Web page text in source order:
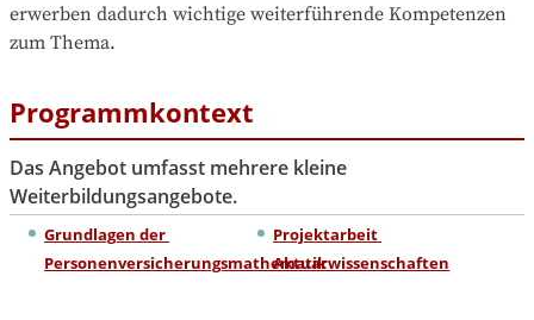
erwerben dadurch wichtige weiterführende Kompetenzen
zum Thema.
Programmkontext
Das Angebot umfasst mehrere kleine
Weiterbildungsangebote.
Grundlagen der
Personenversicherungsmathematik
Projektarbeit
Aktuarwissenschaften